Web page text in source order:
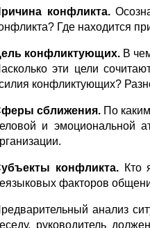
конфликта.
Где находится
конфликтующих. В
эти цели
конфликтующих?
сближения. По
и эмоциональной
конфликта. Кто
факторов
анализ
руководитель